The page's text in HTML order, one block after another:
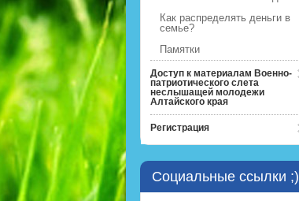
Как распределять деньги в
семье?
Памятки
Доступ к материалам Военно-
патриотического слета
неслышащей молодежи
Алтайского края
Регистрация
Социальные ссылки ;)